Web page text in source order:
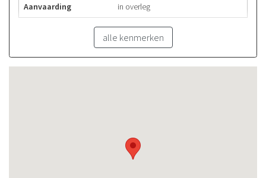
Aanvaarding in overleg
alle kenmerken